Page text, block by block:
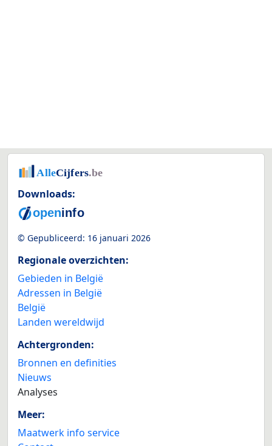
Downloads:
© Gepubliceerd: 16 januari 2026
Regionale overzichten:
Gebieden in België
Adressen in België
België
Landen wereldwijd
Achtergronden:
Bronnen en definities
Nieuws
Analyses
Meer:
Maatwerk info service